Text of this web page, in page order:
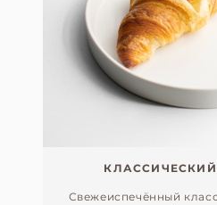
Свежеиспечённый